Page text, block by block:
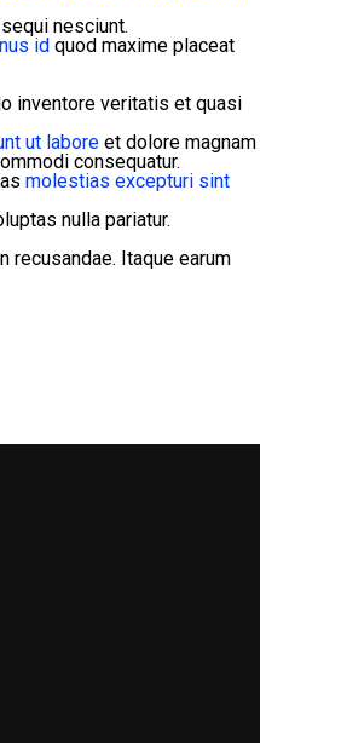
nesciunt.
id quod maxime placeat
inventore veritatis et quasi
ut labore et dolore magnam
consequatur.
molestias excepturi sint
nulla pariatur.
Itaque earum